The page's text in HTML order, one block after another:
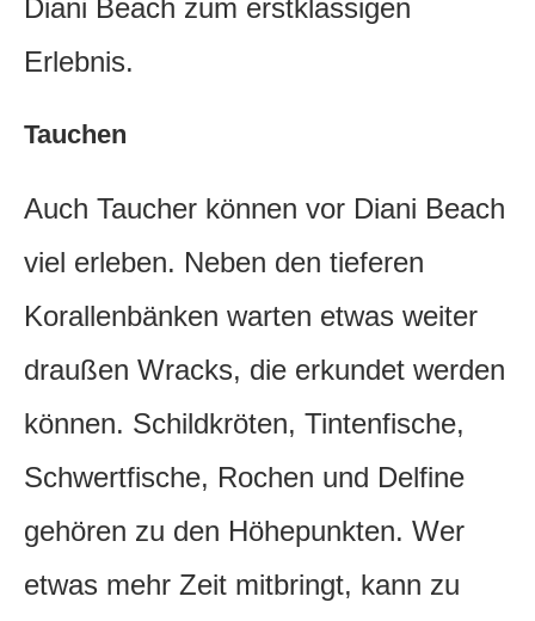
Diani Beach zum erstklassigen
Erlebnis.
Tauchen
Auch Taucher können vor Diani Beach
viel erleben. Neben den tieferen
Korallenbänken warten etwas weiter
draußen Wracks, die erkundet werden
können. Schildkröten, Tintenfische,
Schwertfische, Rochen und Delfine
gehören zu den Höhepunkten. Wer
etwas mehr Zeit mitbringt, kann zu